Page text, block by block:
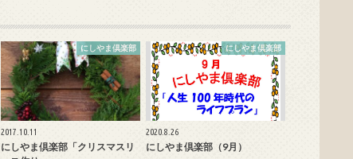
にしやま倶楽部
2017.10.11
にしやま倶楽部「クリスマスリ
にしやま倶楽部
2020.8.26
にしやま倶楽部（9月）